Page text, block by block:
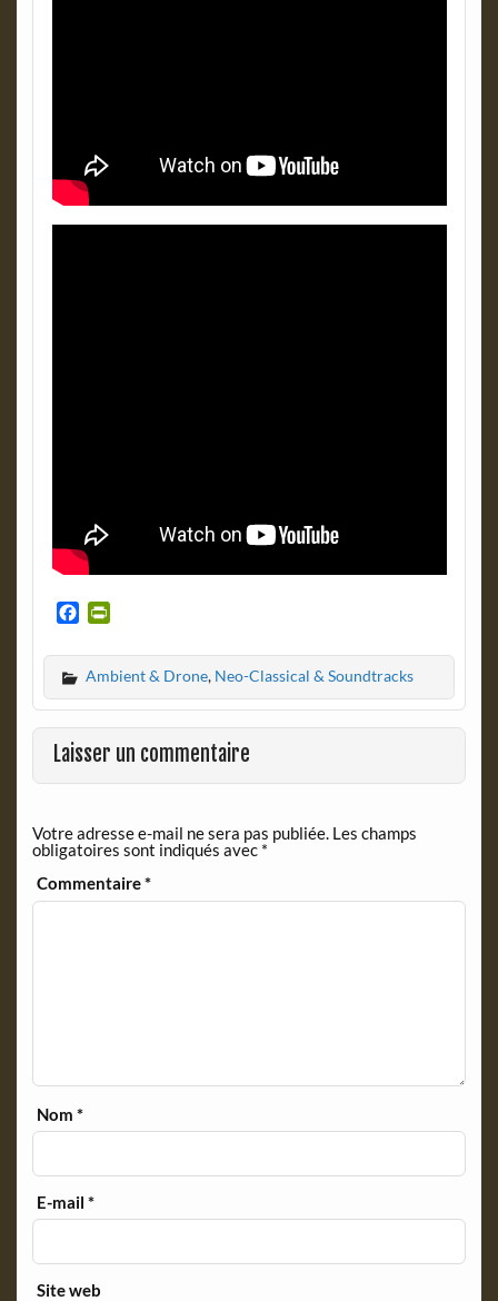
c
e
b
o
o
k
i
n
t
F
r
e
d
l
y
Ambient & Drone, Neo-Classical & Soundtracks
Laisser un commentaire
Votre adresse e-mail ne sera pas publiée. Les champs
obligatoires sont indiqués avec *
Commentaire*
Nom*
E-mail*
Site web